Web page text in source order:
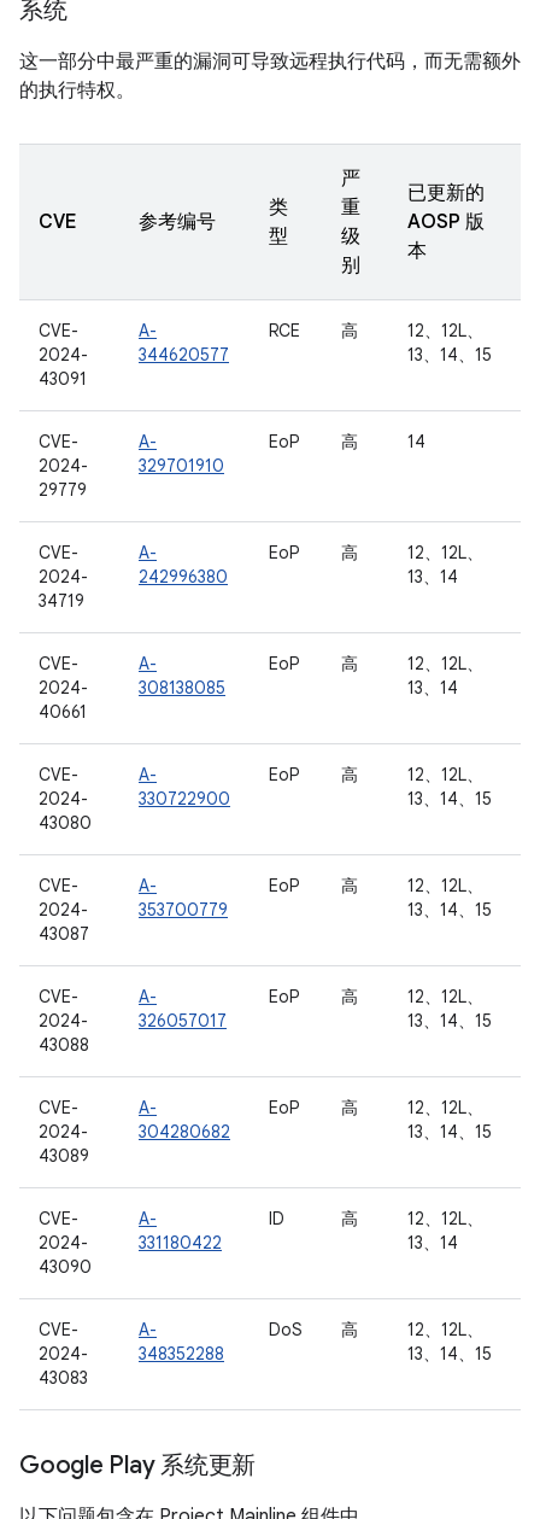
系统
这一部分中最严重的漏洞可导致远程执行代码，而无需额外
的执行特权。
CVE 参考编号
类
型
严
重
级
别
已更新的
AOSP 版
本
CVE-
2024-
43091
A-
344620577
RCE 高
12、12L、
13、14、15
CVE-
2024-
29779
A-
329701910
EoP 高 14
CVE-
2024-
34719
A-
242996380
EoP 高
12、12L、
13、14
CVE-
2024-
40661
A-
308138085
EoP 高
12、12L、
13、14
CVE-
2024-
43080
A-
330722900
EoP 高
12、12L、
13、14、15
CVE-
2024-
43087
A-
353700779
EoP 高
12、12L、
13、14、15
CVE-
2024-
43088
A-
326057017
EoP 高
12、12L、
13、14、15
CVE-
2024-
43089
A-
304280682
EoP 高
12、12L、
13、14、15
CVE-
2024-
43090
A-
331180422
ID 高
12、12L、
13、14
CVE-
2024-
43083
A-
348352288
DoS 高
12、12L、
13、14、15
Google Play 系统更新